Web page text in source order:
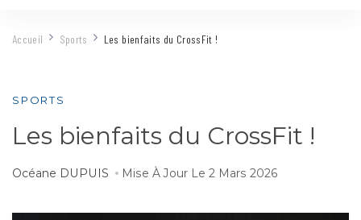
Accueil Sports Les bienfaits du CrossFit !
SPORTS
Les bienfaits du CrossFit !
Océane DUPUIS Mise À Jour Le 2 Mars 2026